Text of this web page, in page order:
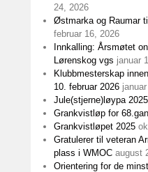
24, 2026
Østmarka og Raumar
februar 16, 2026
Innkalling: Årsmøtet
Lørenskog vgs januar
Klubbmesterskap
10. februar 2026
Jule(stjerne)løypa 2025
Grankvistløp for
Grankvistløpet 2025
Gratulerer til veteran
plass i WMOC august
Orientering for de